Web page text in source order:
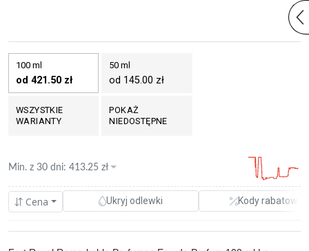
100 ml
od 421.50 zł
50 ml
od 145.00 zł
WSZYSTKIE
WARIANTY
POKAŻ
NIEDOSTĘPNE
Cena Ukryj odlewki Kody rabatowe
Min. z 30 dni: 413.25 zł